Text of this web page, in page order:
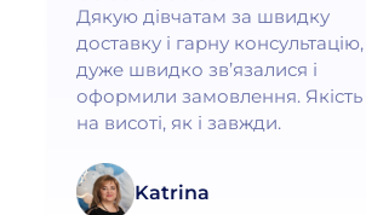
Бежевый
Бежевый тропик
Бело-лавандовый/Лаванда
Бело-розовый/Белый
Дякую дівчатам за швидку
доставку і гарну консультацію,
дуже швидко зв’язалися і
оформили замовлення. Якість
на висоті, як і завжди.
Katrina